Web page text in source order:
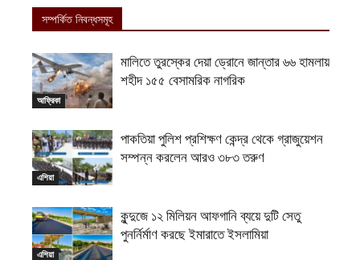
সম্পর্কিত নিবন্ধসমূহ
আফ্রিকা
মালিতে তুরস্কের দেয়া ড্রোনে জান্তার ৬৬ হামলায়
শহীদ ১৫৫ বেসামরিক নাগরিক
এশিয়া
পাকতিয়া পুলিশ প্রশিক্ষণ কেন্দ্র থেকে গ্রাজুয়েশন
সম্পন্ন করলেন আরও ৩৮৩ তরুণ
এশিয়া
কুন্দুজে ১২ মিলিয়ন আফগানি ব্যয়ে দুটি সেতু
পুনর্নির্মাণ করছে ইমারাতে ইসলামিয়া